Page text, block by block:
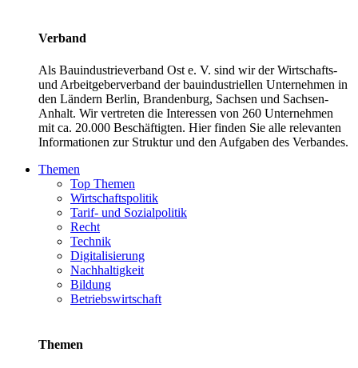
Verband
Als Bauindustrieverband Ost e. V. sind wir der Wirtschafts-
und Arbeitgeberverband der bauindustriellen Unternehmen in
den Ländern Berlin, Brandenburg, Sachsen und Sachsen-
Anhalt. Wir vertreten die Interessen von 260 Unternehmen
mit ca. 20.000 Beschäftigten. Hier finden Sie alle relevanten
Informationen zur Struktur und den Aufgaben des Verbandes.
Themen
Top Themen
Wirtschaftspolitik
Tarif- und Sozialpolitik
Recht
Technik
Digitalisierung
Nachhaltigkeit
Bildung
Betriebswirtschaft
Themen